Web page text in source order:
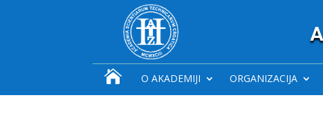
 O AKADEMIJI ORGANIZACIJA